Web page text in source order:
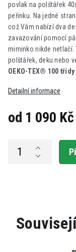
od 1 090 Kč
povlak na polštářek
peřinku. Na jedné
což Vám nabízí dva
zavazování pomocí
miminko nikde
polštářek, deku nebo
OEKO-TEX® 100
Detailní informace